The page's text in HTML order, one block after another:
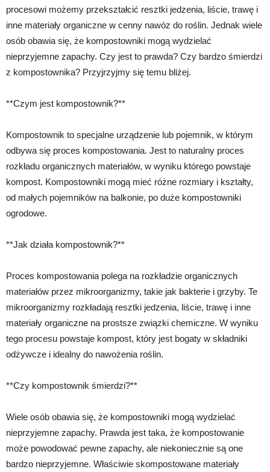
procesowi możemy przekształcić resztki jedzenia, liście, trawę i
inne materiały organiczne w cenny nawóz do roślin. Jednak wiele
osób obawia się, że kompostowniki mogą wydzielać
nieprzyjemne zapachy. Czy jest to prawda? Czy bardzo śmierdzi
z kompostownika? Przyjrzyjmy się temu bliżej.
**Czym jest kompostownik?**
Kompostownik to specjalne urządzenie lub pojemnik, w którym
odbywa się proces kompostowania. Jest to naturalny proces
rozkładu organicznych materiałów, w wyniku którego powstaje
kompost. Kompostowniki mogą mieć różne rozmiary i kształty,
od małych pojemników na balkonie, po duże kompostowniki
ogrodowe.
**Jak działa kompostownik?**
Proces kompostowania polega na rozkładzie organicznych
materiałów przez mikroorganizmy, takie jak bakterie i grzyby. Te
mikroorganizmy rozkładają resztki jedzenia, liście, trawę i inne
materiały organiczne na prostsze związki chemiczne. W wyniku
tego procesu powstaje kompost, który jest bogaty w składniki
odżywcze i idealny do nawożenia roślin.
**Czy kompostownik śmierdzi?**
Wiele osób obawia się, że kompostowniki mogą wydzielać
nieprzyjemne zapachy. Prawda jest taka, że ​​kompostowanie
może powodować pewne zapachy, ale niekoniecznie są one
bardzo nieprzyjemne. Właściwie skompostowane materiały